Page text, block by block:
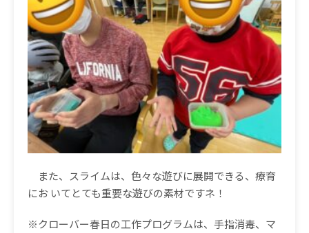
また、スライムは、色々な遊びに展開できる、療育
にお いてとても重要な遊びの素材ですネ！
※クローバー春日の工作プログラムは、手指消毒、マ